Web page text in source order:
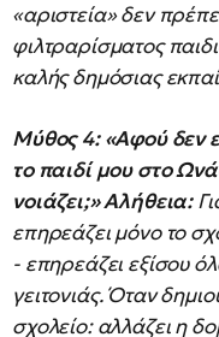
«αριστεία» δεν
φιλτραρίσματος
καλής δημόσιας
Μύθος 4: «Αφού δεν
το παιδί μου στο
νοιάζει;»Αλήθεια:
επηρεάζει μόνο το
- επηρεάζει εξίσου
γειτονιάς. Όταν
σχολείο: αλλάζει η